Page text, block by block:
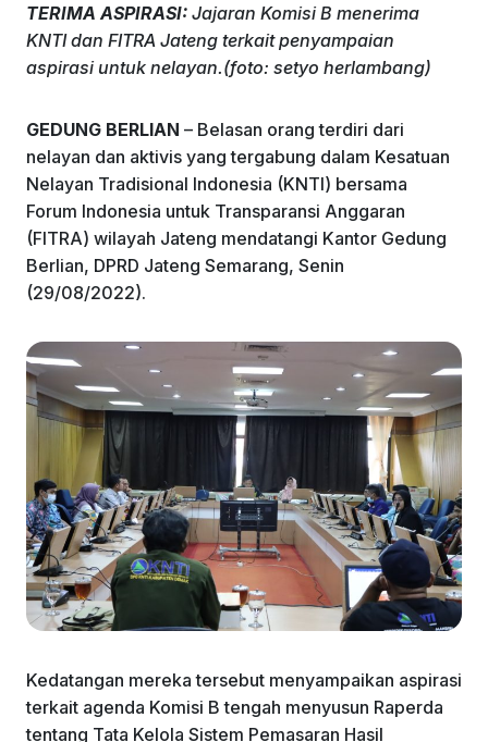
c
e
o
o
k
k
e
n
at
s
p
p
e
gr
m
ai
l
ar
e
TERIMA ASPIRASI: Jajaran Komisi B menerima
KNTI dan FITRA Jateng terkait penyampaian
aspirasi untuk nelayan.(foto: setyo herlambang)
GEDUNG BERLIAN – Belasan orang terdiri dari
nelayan dan aktivis yang tergabung dalam Kesatuan
Nelayan Tradisional Indonesia (KNTI) bersama
Forum Indonesia untuk Transparansi Anggaran
(FITRA) wilayah Jateng mendatangi Kantor Gedung
Berlian, DPRD Jateng Semarang, Senin
(29/08/2022).
Kedatangan mereka tersebut menyampaikan aspirasi
terkait agenda Komisi B tengah menyusun Raperda
tentang Tata Kelola Sistem Pemasaran Hasil